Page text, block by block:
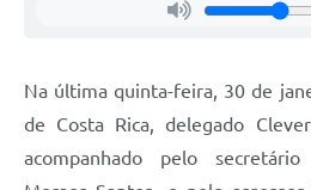
Na última quinta-feira, 30 de
de Costa Rica, delegado
acompanhado pelo